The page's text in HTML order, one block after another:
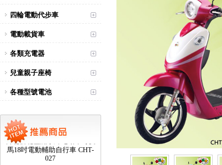
四輪電動代步車
電動載貨車
各類充電器
兒童親子座椅
各種型號電池
台北新北蘆洲永繹電動車可愛
馬18吋電動輔助自行車 CHT-
027